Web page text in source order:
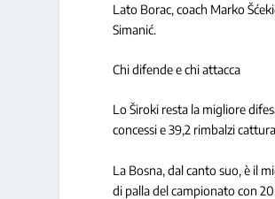
Lato Borac, coach Marko
Simanić.
Chi difende e chi attacca
Lo Široki resta la migliore
concessi e 39,2 rimbalzi
La Bosna, dal canto suo, è il
di palla del campionato con